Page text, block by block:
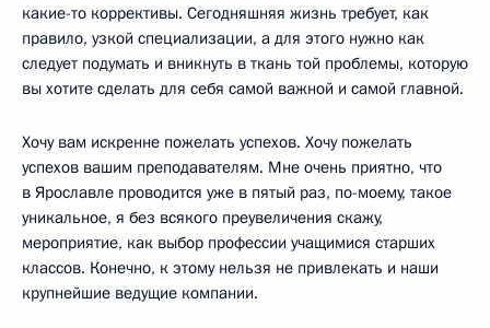
какие-то коррективы. Сегодняшняя жизнь требует, как
правило, узкой специализации, а для этого нужно как
следует подумать и вникнуть в ткань той проблемы, которую
вы хотите сделать для себя самой важной и самой главной.
Хочу вам искренне пожелать успехов. Хочу пожелать
успехов вашим преподавателям. Мне очень приятно, что
в Ярославле проводится уже в пятый раз, по-моему, такое
уникальное, я без всякого преувеличения скажу,
мероприятие, как выбор профессии учащимися старших
классов. Конечно, к этому нельзя не привлекать и наши
крупнейшие ведущие компании.